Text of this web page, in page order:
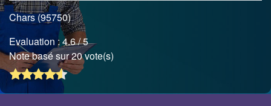
Chars (95750)
Evaluation :4.6/ 5
Note basé sur 20 vote(s)